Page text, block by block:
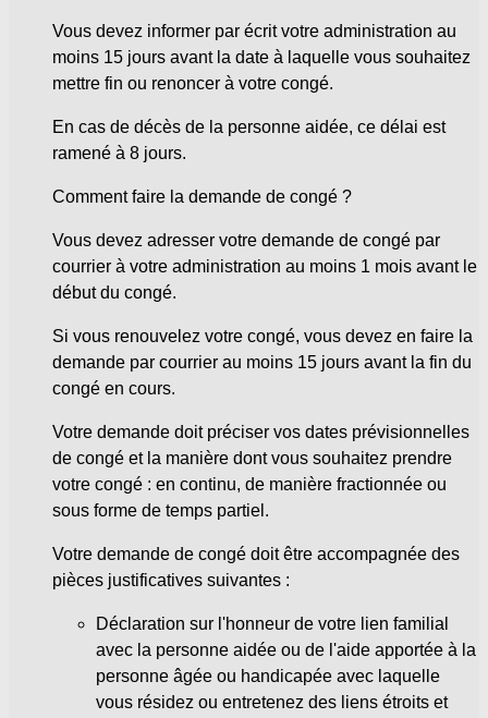
Vous devez informer par écrit votre administration au
moins 15 jours avant la date à laquelle vous souhaitez
mettre fin ou renoncer à votre congé.
En cas de décès de la personne aidée, ce délai est
ramené à 8 jours.
Comment faire la demande de congé ?
Vous devez adresser votre demande de congé par
courrier à votre administration au moins 1 mois avant le
début du congé.
Si vous renouvelez votre congé, vous devez en faire la
demande par courrier au moins 15 jours avant la fin du
congé en cours.
Votre demande doit préciser vos dates prévisionnelles
de congé et la manière dont vous souhaitez prendre
votre congé : en continu, de manière fractionnée ou
sous forme de temps partiel.
Votre demande de congé doit être accompagnée des
pièces justificatives suivantes :
Déclaration sur l'honneur de votre lien familial
avec la personne aidée ou de l'aide apportée à la
personne âgée ou handicapée avec laquelle
vous résidez ou entretenez des liens étroits et